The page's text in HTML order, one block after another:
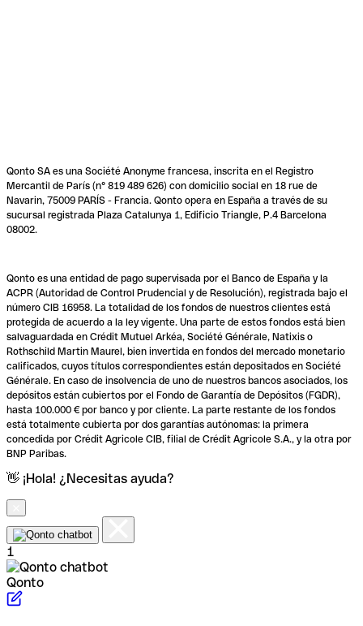
Qonto SA es una Société Anonyme francesa, inscrita en el Registro
Mercantil de París (n° 819 489 626) con domicilio social en 18 rue de
Navarin, 75009 PARÍS - Francia. Qonto opera en España a través de su
sucursal registrada Plaza Catalunya 1, Edificio Triangle, P.4 Barcelona
08002.
Qonto es una entidad de pago supervisada por el Banco de España y la
ACPR (Autoridad de Control Prudencial y de Resolución), registrada bajo el
número CIB 16958. La totalidad de los fondos de nuestros clientes está
protegida de acuerdo a la ley vigente. Una parte de estos fondos está bien
salvaguardada en Crédit Mutuel Arkéa, Société Générale, Natixis o
Rothschild Martin Maurel, bien invertida en fondos del mercado monetario
calificados, cuyos títulos correspondientes están depositados en Société
Générale. En caso de insolvencia de uno de nuestros bancos asociados, los
depósitos están cubiertos por el Fondo de Garantía de Depósitos (FGDR),
hasta 100.000 € por banco y por cliente. La parte restante de los fondos
está totalmente cubierta por dos garantías autónomas: la primera
concedida por Crédit Agricole CIB, filial de Crédit Agricole S.A., y la otra por
BNP Paribas.
👋 ¡Hola! ¿Necesitas ayuda?
1
Qonto